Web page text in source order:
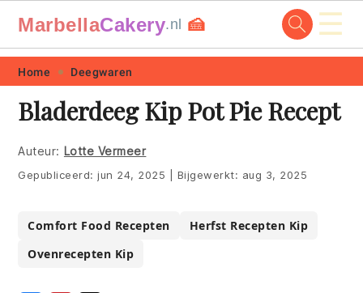
Skip
primary
navigation
Skip
main
content
Skip
primary
sidebar
Skip
footer
MarbellaCakery.nl 🍰 ☰
Home Deegwaren
Bladerdeeg Kip Pot Pie Recept
Auteur: Lotte Vermeer
Gepubliceerd:jun 24, 2025 Bijgewerkt: aug 3, 2025
Comfort Food Recepten
Herfst Recepten Kip
Ovenrecepten Kip